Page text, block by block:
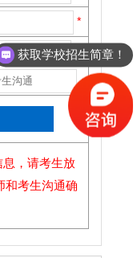
*
*
，请考生放
和考生沟通确
获取学校招生简章！